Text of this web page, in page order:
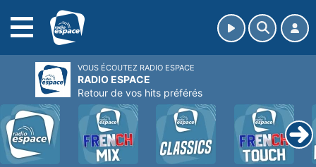
VOUS ÉCOUTEZ RADIO ESPACE
RADIO ESPACE
Retour de vos hits préférés